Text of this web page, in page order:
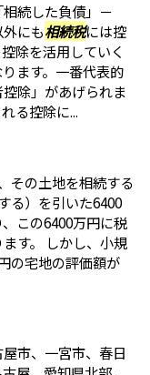
続した負債」－
にも相続税には控
除を活用していく
ます。一番代表的
除」があげられま
る控除に...
その土地を相続する
る）を引いた6400
この6400万円に税
す。 しかし、小規
の宅地の評価額が
市、一宮市、春日